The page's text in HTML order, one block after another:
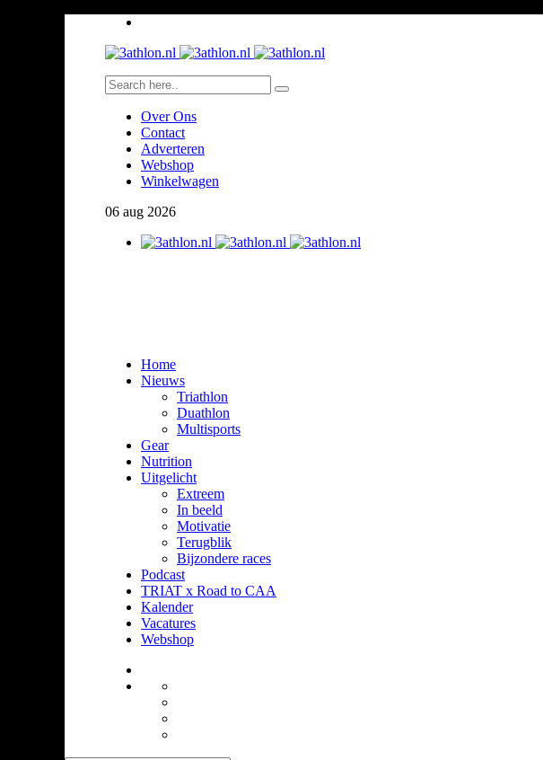
Over Ons
Contact
Adverteren
Webshop
Winkelwagen
06 aug 2026
Home
Nieuws
Triathlon
Duathlon
Multisports
Gear
Nutrition
Uitgelicht
Extreem
In beeld
Motivatie
Terugblik
Bijzondere races
Podcast
TRIAT x Road to CAA
Kalender
Vacatures
Webshop